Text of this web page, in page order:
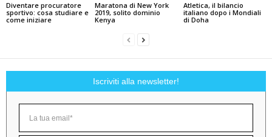
Diventare procuratore
sportivo: cosa studiare e
come iniziare
Maratona di New York
2019, solito dominio
Kenya
Atletica, il bilancio
italiano dopo i Mondiali
di Doha
Iscriviti alla newsletter!